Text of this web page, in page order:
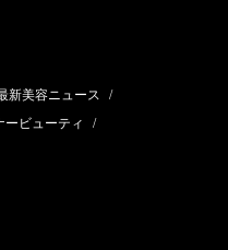
新美容ニュース /
ービューティ /